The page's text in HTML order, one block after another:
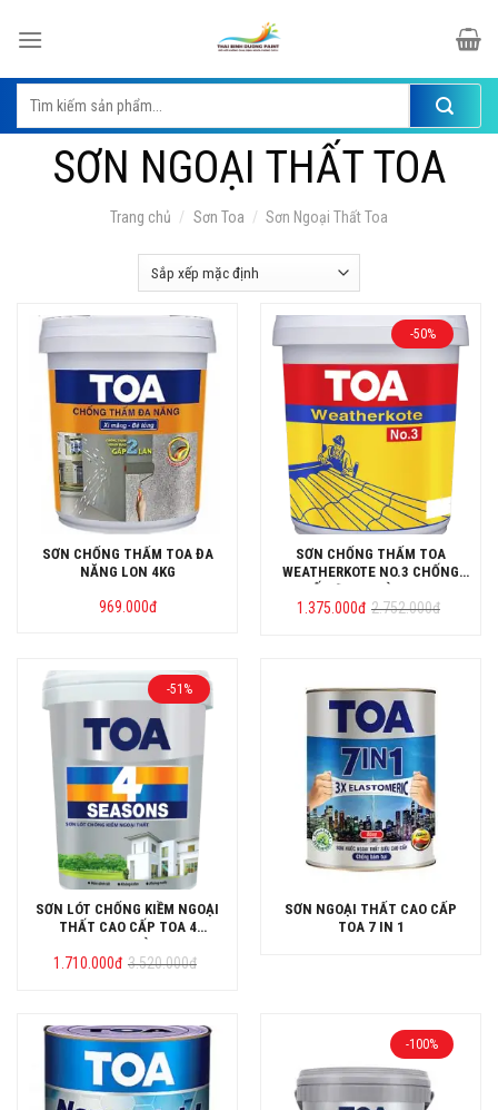
Tìm
kiếm:
SƠN NGOẠI THẤT TOA
Trang chủ / Sơn Toa / Sơn Ngoại Thất Toa
SƠN CHỐNG THẤM TOA ĐA
NĂNG LON 4KG
969.000đ
-50%
SƠN CHỐNG THẤM TOA
WEATHERKOTE NO.3 CHỐNG
THẤM ĐEN THÙNG 20KG
2.752.000đ
Giá
1.375.000đ Giá
-51%
SƠN LÓT CHỐNG KIỀM NGOẠI
THẤT CAO CẤP TOA 4
SEASONS THÙNG 18L
3.520.000đ
Giá
1.710.000đ Giá
1.710.000đ.
SƠN NGOẠI THẤT CAO CẤP
TOA 7 IN 1
-100%